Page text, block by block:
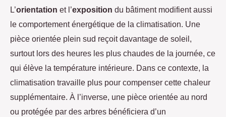
L’orientation et l’exposition du bâtiment modifient aussi
le comportement énergétique de la climatisation. Une
pièce orientée plein sud reçoit davantage de soleil,
surtout lors des heures les plus chaudes de la journée, ce
qui élève la température intérieure. Dans ce contexte, la
climatisation travaille plus pour compenser cette chaleur
supplémentaire. À l’inverse, une pièce orientée au nord
ou protégée par des arbres bénéficiera d’un